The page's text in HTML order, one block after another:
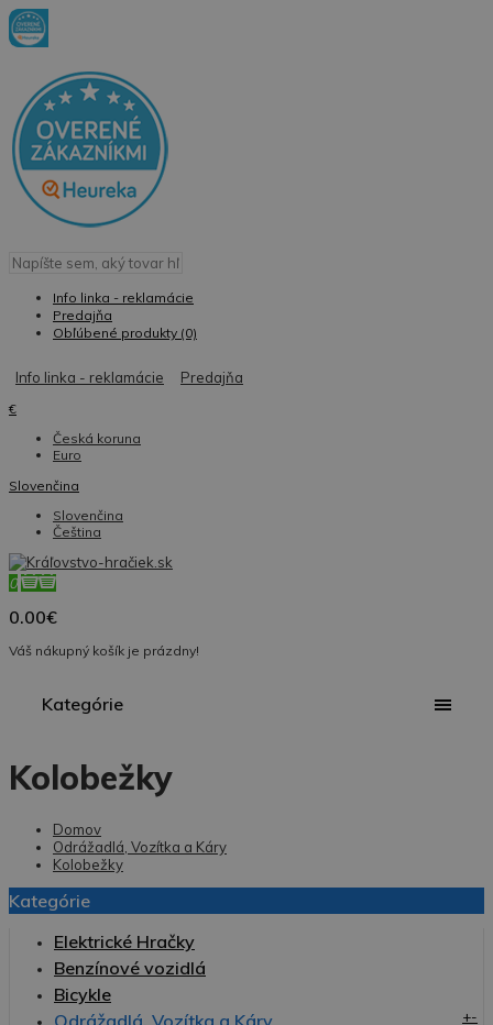
Info linka - reklamácie
Predajňa
Obľúbené produkty (0)
Info linka - reklamácie Predajňa
€
Česká koruna
Euro
Slovenčina
Slovenčina
Čeština
0
0.00€
Váš nákupný košík je prázdny!
Kategórie
Kolobežky
Domov
Odrážadlá, Vozítka a Káry
Kolobežky
Kategórie
Elektrické Hračky
Benzínové vozidlá
Bicykle
+-